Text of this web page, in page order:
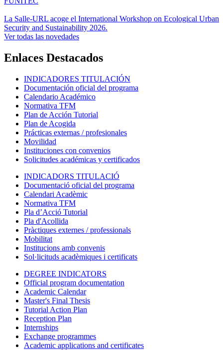
La Salle-URL acoge el International Workshop on Ecological Urban
Security and Sustainability 2026.
Ver todas las novedades
Enlaces Destacados
INDICADORES TITULACIÓN
Documentación oficial del programa
Calendario Académico
Normativa TFM
Plan de Acción Tutorial
Plan de Acogida
Prácticas externas / profesionales
Movilidad
Instituciones con convenios
Solicitudes académicas y certificados
INDICADORS TITULACIÓ
Documentació oficial del programa
Calendari Acadèmic
Normativa TFM
Pla d’Acció Tutorial
Pla d'Acollida
Pràctiques externes / professionals
Mobilitat
Institucions amb convenis
Sol·licituds acadèmiques i certificats
DEGREE INDICATORS
Official program documentation
Academic Calendar
Master's Final Thesis
Tutorial Action Plan
Reception Plan
Internships
Exchange programmes
Academic applications and certificates